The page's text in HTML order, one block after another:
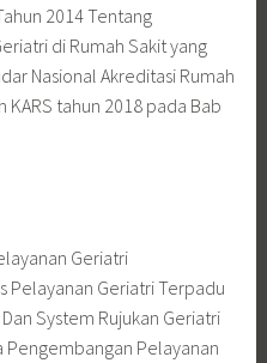
2014 Tentang
di Rumah Sakit yang
Nasional Akreditasi Rumah
KARS tahun 2018 pada Bab
Geriatri
Pelayanan Geriatri Terpadu
System Rujukan Geriatri
Pengembangan Pelayanan